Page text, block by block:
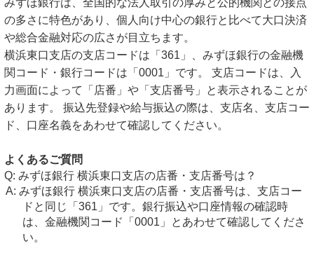
みずほ銀行は、全国的な法人取引の厚みと公的機関との接点
の多さに特色があり、個人向け中心の銀行と比べて大口決済
や総合金融対応の広さが目立ちます。
横浜東口支店の支店コードは「361」、みずほ銀行の金融機
関コード・銀行コードは「0001」です。 支店コードは、入
力画面によって「店番」や「支店番号」と表示されることが
あります。 振込先登録や給与振込の際は、支店名、支店コー
ド、口座名義をあわせて確認してください。
よくあるご質問
みずほ銀行 横浜東口支店の店番・支店番号は？
みずほ銀行 横浜東口支店の店番・支店番号は、支店コー
ドと同じ「361」です。銀行振込や口座情報の確認時
は、金融機関コード「0001」とあわせて確認してくださ
い。